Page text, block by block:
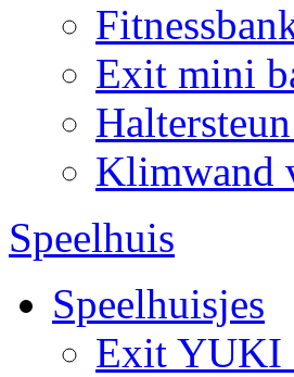
Exit mini
Klimwand
Speelhuis
Speelhuisjes
Exit YUKI